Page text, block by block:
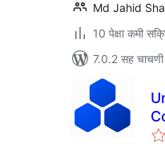
Md Jahid
10 पेक्षा कमी
7.0.2 सह